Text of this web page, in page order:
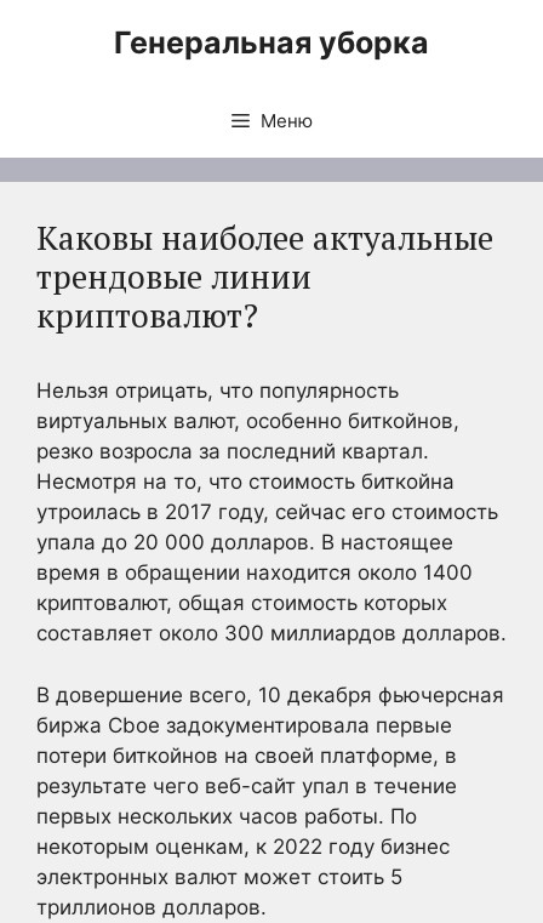
Генеральная уборка
Меню
Каковы наиболее актуальные
трендовые линии
криптовалют?
Нельзя отрицать, что популярность
виртуальных валют, особенно биткойнов,
резко возросла за последний квартал.
Несмотря на то, что стоимость биткойна
утроилась в 2017 году, сейчас его стоимость
упала до 20 000 долларов. В настоящее
время в обращении находится около 1400
криптовалют, общая стоимость которых
составляет около 300 миллиардов долларов.
В довершение всего, 10 декабря фьючерсная
биржа Cboe задокументировала первые
потери биткойнов на своей платформе, в
результате чего веб-сайт упал в течение
первых нескольких часов работы. По
некоторым оценкам, к 2022 году бизнес
электронных валют может стоить 5
триллионов долларов.